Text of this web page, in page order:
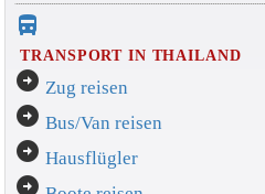
directions_bus_filled
TRANSPORT IN THAILAND
arrow_circle_right Zug reisen
arrow_circle_right Bus/Van reisen
arrow_circle_right Hausflügler
arrow_circle_right